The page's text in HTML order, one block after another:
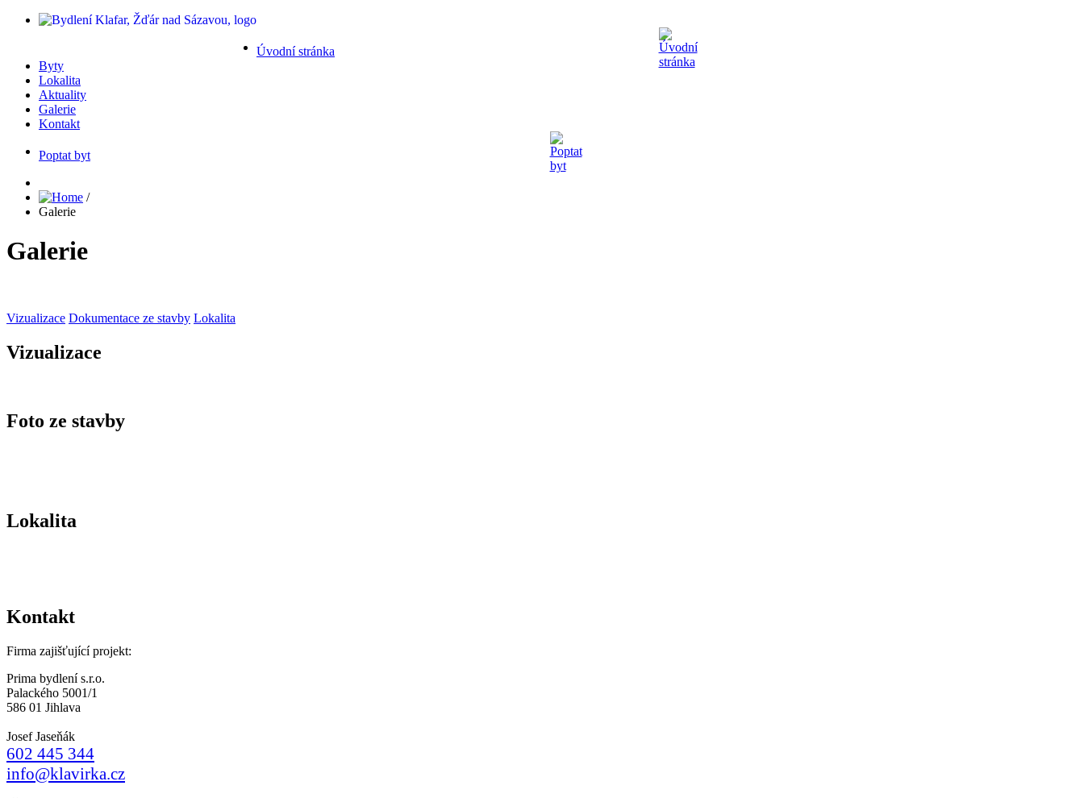
Úvodní stránka
Byty
Lokalita
Aktuality
Galerie
Kontakt
Poptat byt
/
Galerie
Galerie
Vizualizace Dokumentace ze stavby Lokalita
Vizualizace
Foto ze stavby
Lokalita
Kontakt
Firma zajišťující projekt:
Prima bydlení s.r.o.
Palackého 5001/1
586 01 Jihlava
Josef Jaseňák
602 445 344
info@klavirka.cz